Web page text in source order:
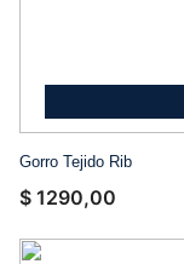
Gorro Tejido Rib
$ 1290,00